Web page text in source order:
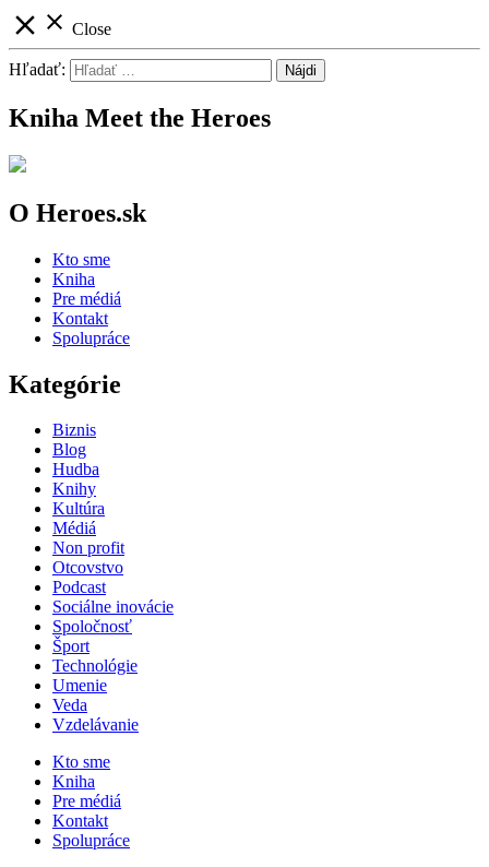
close close Close
Hľadať:
Kniha Meet the Heroes
O Heroes.sk
Kto sme
Kniha
Pre médiá
Kontakt
Spolupráce
Kategórie
Biznis
Blog
Hudba
Knihy
Kultúra
Médiá
Non profit
Otcovstvo
Podcast
Sociálne inovácie
Spoločnosť
Šport
Technológie
Umenie
Veda
Vzdelávanie
Kto sme
Kniha
Pre médiá
Kontakt
Spolupráce